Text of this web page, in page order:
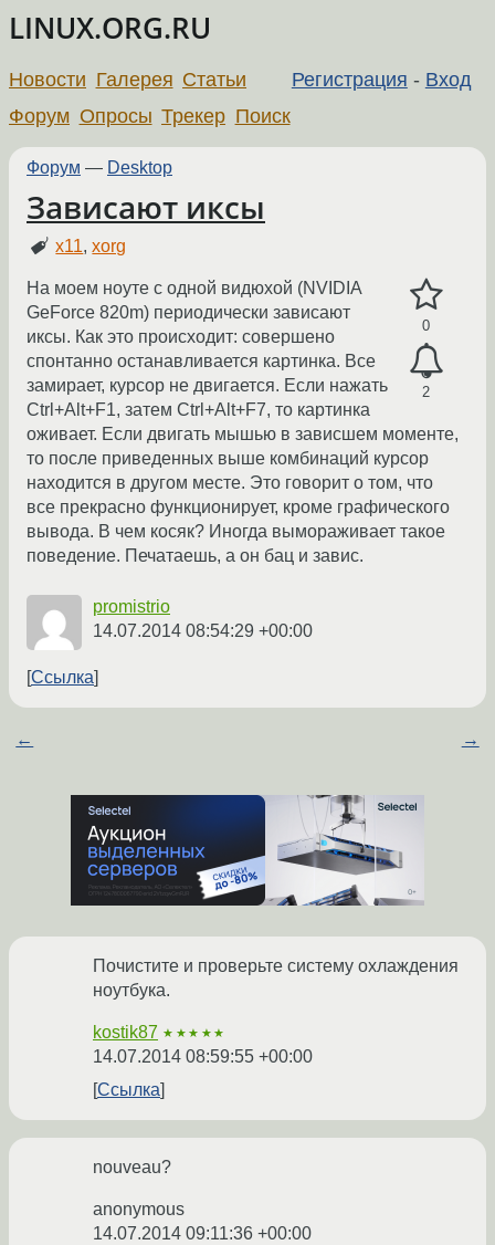
LINUX.ORG.RU
Регистрация - Вход
Новости Галерея Статьи
Форум Опросы Трекер Поиск
Форум — Desktop
Зависают иксы
x11,xorg
0
2
На моем ноуте с одной видюхой (NVIDIA
GeForce 820m) периодически зависают
иксы. Как это происходит: совершено
спонтанно останавливается картинка. Все
замирает, курсор не двигается. Если нажать
Ctrl+Alt+F1, затем Ctrl+Alt+F7, то картинка
оживает. Если двигать мышью в зависшем моменте,
то после приведенных выше комбинаций курсор
находится в другом месте. Это говорит о том, что
все прекрасно функционирует, кроме графического
вывода. В чем косяк? Иногда вымораживает такое
поведение. Печатаешь, а он бац и завис.
promistrio
14.07.2014 08:54:29 +00:00
Ссылка
← →
Почистите и проверьте систему охлаждения
ноутбука.
kostik87 ★★★★★
14.07.2014 08:59:55 +00:00
Ссылка
nouveau?
anonymous
14.07.2014 09:11:36 +00:00